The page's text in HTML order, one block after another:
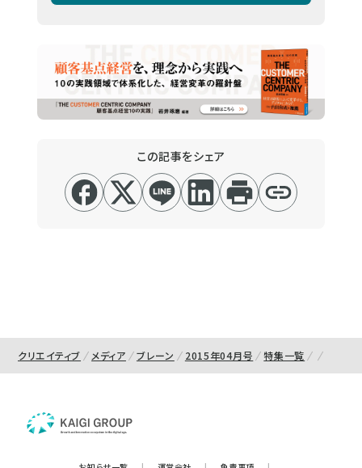
この記事をシェア
クリエイティブ メディア ブレーン 2015年04月号 特集一覧